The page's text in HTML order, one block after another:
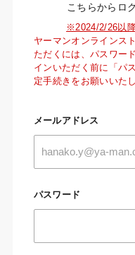
こちらからロ
※2024/2/26以
ヤーマンオンラインス
ただくには、パスワー
インいただく前に「パ
定手続きをお願いいたし
メールアドレス
パスワード